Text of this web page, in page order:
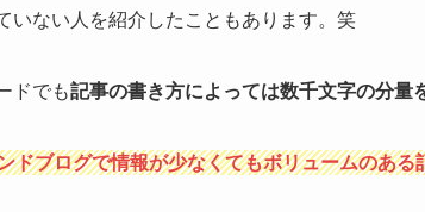
いない人を紹介したこともあります。笑
ドでも記事の書き方によっては数千文字の分量
ドブログで情報が少なくてもボリュームのある